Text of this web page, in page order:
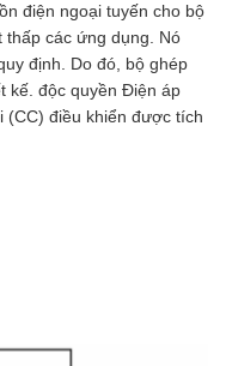
điện ngoại tuyến cho bộ
thấp các ứng dụng. Nó
định. Do đó, bộ ghép
kế. độc quyền Điện áp
(CC) điều khiển được tích